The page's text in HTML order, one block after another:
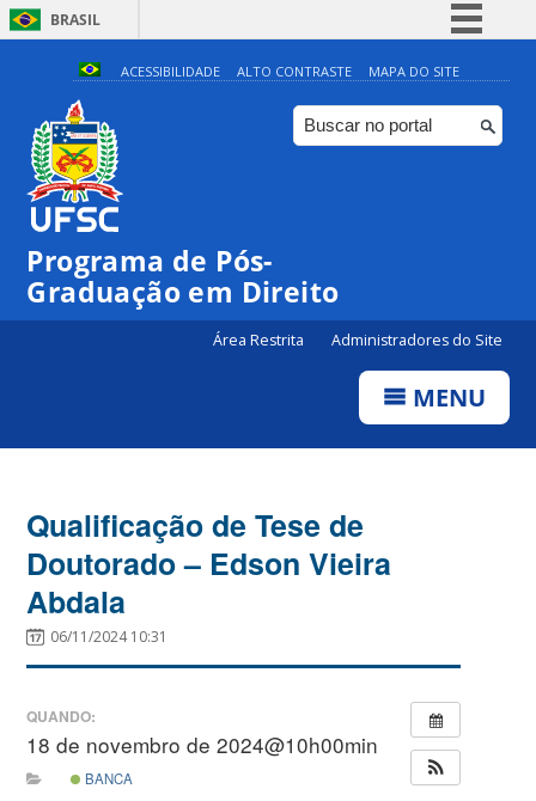
BRASIL
Simplifique!
Comunica BR
Participe
ACESSIBILIDADE ALTO CONTRASTE MAPA DO SITE
Programa de Pós-
Graduação em Direito
Área Restrita Administradores do Site
MENU
Qualificação de Tese de
Doutorado – Edson Vieira
Abdala
06/11/2024 10:31
QUANDO:
18 de novembro de 2024@10h00min
BANCA